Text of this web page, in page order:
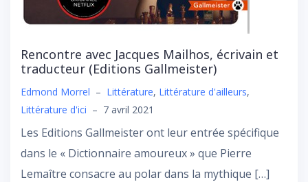
Rencontre avec Jacques Mailhos, écrivain et
traducteur (Editions Gallmeister)
Edmond Morrel – Littérature, Littérature d'ailleurs,
Littérature d'ici – 7 avril 2021
Les Editions Gallmeister ont leur entrée spécifique
dans le « Dictionnaire amoureux » que Pierre
Lemaître consacre au polar dans la mythique […]